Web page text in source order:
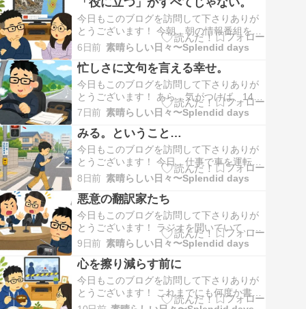
五・七・五を思わず詠んでしまった💦しつ
こいようだけど、8月に入ったのだ。じつは
僕、季節の中では、割と夏が好きな方で、
なんと…
今日もこのブログを訪問して下さりありが
とうございます！ 今朝、朝の情報番組を見
ながら、妻と雑談をしていたときの話。番
組では、熊本の地震被害の状況や、被災者
の生活の様子が伝えられていた。そのとき
妻が、ふと思い出したように言った。「昨
日、Ｙ(娘)が言ってたんだけどさ…」娘が
スマホを見…
6日前 素晴らしい日々〜Splendid days
忙しさに文句を言える幸せ。
今日もこのブログを訪問して下さりありが
とうございます！ あら…気がつけば、14連
勤してた😅さらに明日も遠っ走り、土日は
職場A、月曜日も地方。これで18連勤。も
っとも、自営の仕事のほうは一日フル稼働
というわけではない。とはいえ、あちこち
車で走り回って、地方にも行く。それなり
に体力は…
7日前 素晴らしい日々〜Splendid days
みる。ということ…
今日もこのブログを訪問して下さりありが
とうございます！ 今日、仕事で車を運転し
ていたときのことだ。交差点を左折しよう
としていた僕の目に、一人の歩行者。スマ
ホを見ながら歩いている。「あぁ、危ない
な…」「ええっ？もしかしてそのまま直進
するか!?」そう思って見ていると、そのま
ま歩行者用…
8日前 素晴らしい日々〜Splendid days
悪意の翻訳家たち
今日もこのブログを訪問して下さりありが
とうございます！ ラジオを聞いていて、思
わず眉をひそめた僕。取り上げられていた
のは、高市総理がXに投稿した内容だった。
総理就任以来、睡眠時間は0～3時間の日が
続き、ようやく5時間眠れたこと。そして、
久しぶりの休日には、たまっていた洗濯物
を片付…
9日前 素晴らしい日々〜Splendid days
心を擦り減らす前に
今日もこのブログを訪問して下さりありが
とうございます！ これまでにも何度か書い
てきたが、我が家で観ている朝の情報番組